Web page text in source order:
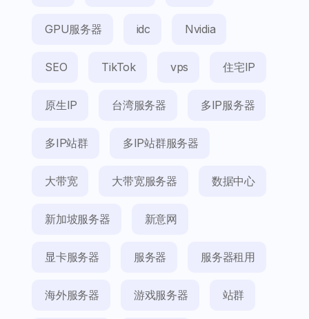
GPU服务器 idc Nvidia
SEO TikTok vps 住宅IP
原生IP 台湾服务器 多IP服务器
多IP站群 多IP站群服务器
大带宽 大带宽服务器 数据中心
新加坡服务器 新意网
显卡服务器 服务器 服务器租用
海外服务器 游戏服务器 站群